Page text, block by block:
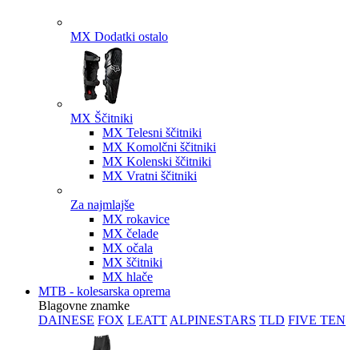
MX Dodatki ostalo
MX Ščitniki
MX Telesni ščitniki
MX Komolčni ščitniki
MX Kolenski ščitniki
MX Vratni ščitniki
Za najmlajše
MX rokavice
MX čelade
MX očala
MX ščitniki
MX hlače
MTB - kolesarska oprema
Blagovne znamke
DAINESE FOX LEATT ALPINESTARS TLD FIVE TEN